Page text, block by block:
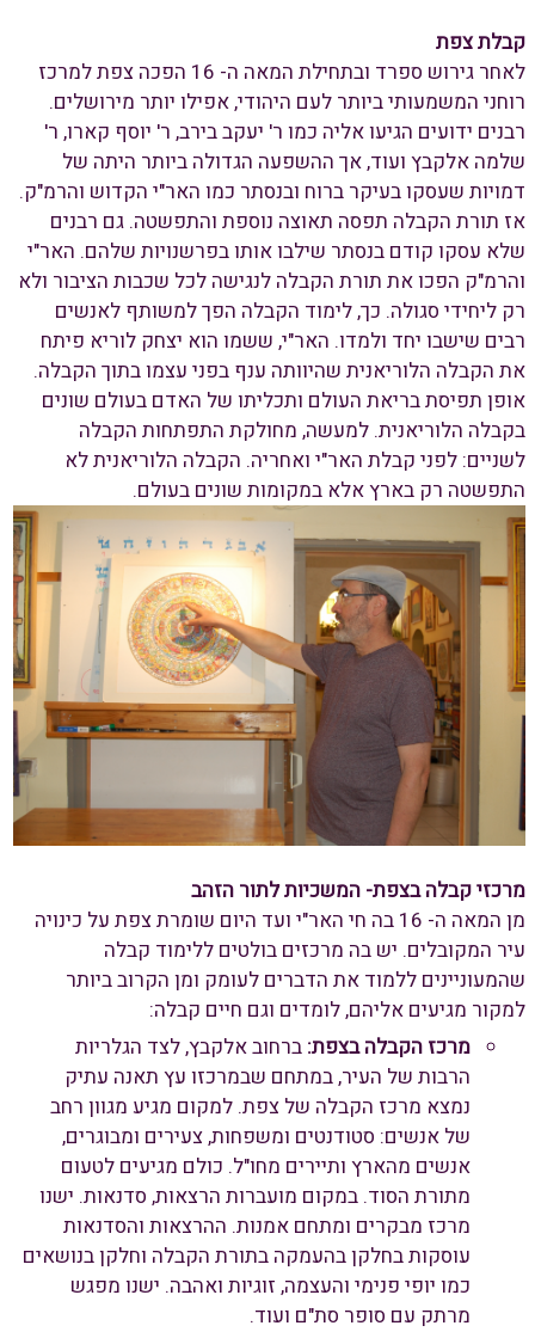
קבלת צפת
לאחר גירוש ספרד ובתחילת המאה ה- 16 הפכה צפת למרכז
רוחני המשמעותי ביותר לעם היהודי, אפילו יותר מירושלים.
רבנים ידועים הגיעו אליה כמו ר' יעקב בירב, ר' יוסף קארו, ר'
שלמה אלקבץ ועוד, אך ההשפעה הגדולה ביותר היתה של
דמויות שעסקו בעיקר ברוח ובנסתר כמו האר"י הקדוש והרמ"ק.
אז תורת הקבלה תפסה תאוצה נוספת והתפשטה. גם רבנים
שלא עסקו קודם בנסתר שילבו אותו בפרשנויות שלהם. האר"י
והרמ"ק הפכו את תורת הקבלה לנגישה לכל שכבות הציבור ולא
רק ליחידי סגולה. כך, לימוד הקבלה הפך למשותף לאנשים
רבים שישבו יחד ולמדו. האר"י, ששמו הוא יצחק לוריא פיתח
את הקבלה הלוריאנית שהיוותה ענף בפני עצמו בתוך הקבלה.
אופן תפיסת בריאת העולם ותכליתו של האדם בעולם שונים
בקבלה הלוריאנית. למעשה, מחולקת התפתחות הקבלה
לשניים: לפני קבלת האר"י ואחריה. הקבלה הלוריאנית לא
התפשטה רק בארץ אלא במקומות שונים בעולם.
מרכזי קבלה בצפת- המשכיות לתור הזהב
מן המאה ה- 16 בה חי האר"י ועד היום שומרת צפת על כינויה
עיר המקובלים. יש בה מרכזים בולטים ללימוד קבלה
שהמעוניינים ללמוד את הדברים לעומק ומן הקרוב ביותר
למקור מגיעים אליהם, לומדים וגם חיים קבלה:
מרכז הקבלה בצפת: ברחוב אלקבץ, לצד הגלריות
הרבות של העיר, במתחם שבמרכזו עץ תאנה עתיק
נמצא מרכז הקבלה של צפת. למקום מגיע מגוון רחב
של אנשים: סטודנטים ומשפחות, צעירים ומבוגרים,
אנשים מהארץ ותיירים מחו"ל. כולם מגיעים לטעום
מתורת הסוד. במקום מועברות הרצאות, סדנאות. ישנו
מרכז מבקרים ומתחם אמנות. ההרצאות והסדנאות
עוסקות בחלקן בהעמקה בתורת הקבלה וחלקן בנושאים
כמו יופי פנימי והעצמה, זוגיות ואהבה. ישנו מפגש
מרתק עם סופר סת"ם ועוד.